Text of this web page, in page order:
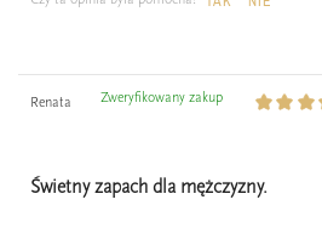
Renata Zweryfikowany zakup
Świetny zapach dla mężczyzny.